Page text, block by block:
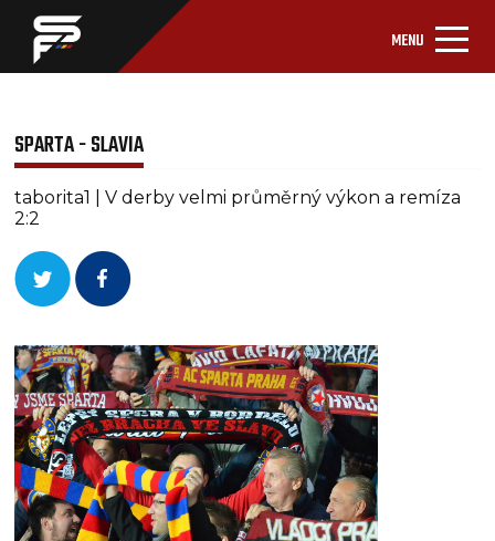
MENU
SPARTA - SLAVIA
taborita1 | V derby velmi průměrný výkon a remíza
2:2